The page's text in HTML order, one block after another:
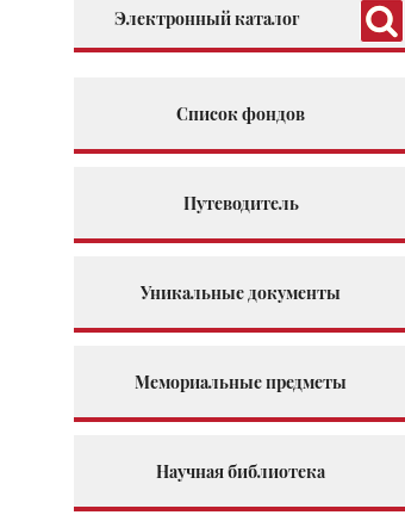
Электронный каталог
Список фондов
Путеводитель
Уникальные документы
Мемориальные предметы
Научная библиотека